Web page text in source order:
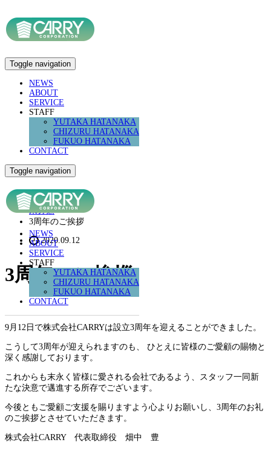
Toggle navigation
NEWS
ABOUT
SERVICE
STAFF
YUTAKA HATANAKA
CHIZURU HATANAKA
FUKUO HATANAKA
CONTACT
Toggle navigation
NEWS
ABOUT
SERVICE
STAFF
YUTAKA HATANAKA
CHIZURU HATANAKA
FUKUO HATANAKA
CONTACT
ホーム
未分類
3周年のご挨拶
2020.09.12
3周年のご挨拶
9月12日で株式会社CARRYは設立3周年を迎えることができました。
こうして3周年が迎えられますのも、 ひとえに皆様のご愛顧の賜物と
深く感謝しております。
これからも末永く皆様に愛される会社であるよう、スタッフ一同新
たな決意で邁進する所存でございます。
今後ともご愛顧ご支援を賜りますよう心よりお願いし、3周年のお礼
のご挨拶とさせていただきます。
株式会社CARRY 代表取締役 畑中 豊